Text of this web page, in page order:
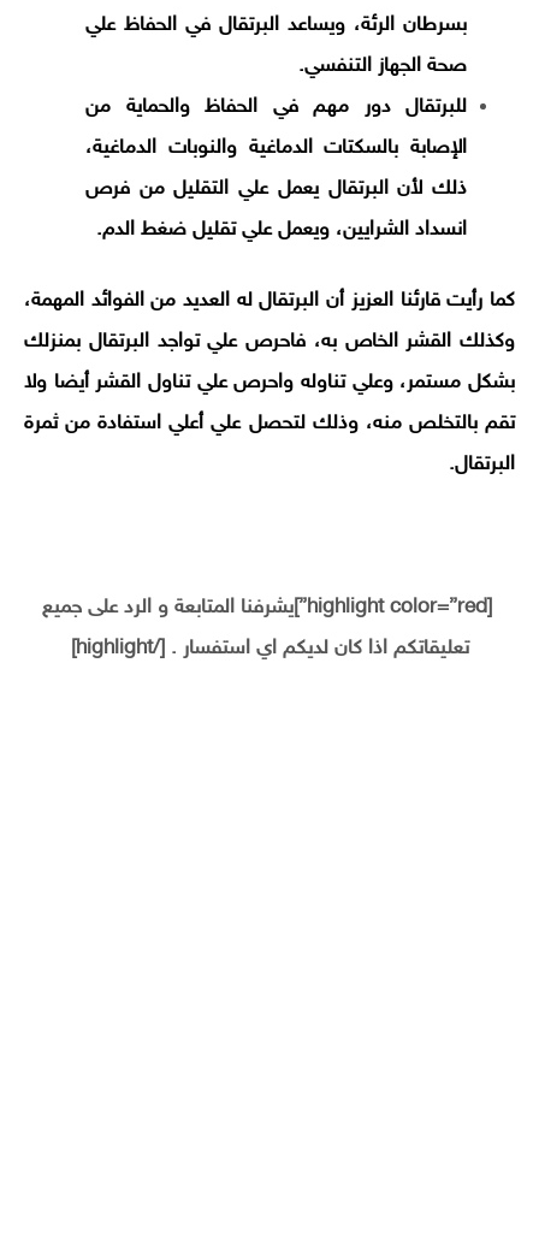
بسرطان الرئة، ويساعد البرتقال في الحفاظ علي
صحة الجهاز التنفسي.
للبرتقال دور مهم في الحفاظ والحماية من
الإصابة بالسكتات الدماغية والنوبات الدماغية،
ذلك لأن البرتقال يعمل علي التقليل من فرص
انسداد الشرايين، ويعمل علي تقليل ضغط الدم.
كما رأيت قارئنا العزيز أن البرتقال له العديد من الفوائد المهمة،
وكذلك القشر الخاص به، فاحرص علي تواجد البرتقال بمنزلك
بشكل مستمر، وعلي تناوله واحرص علي تناول القشر أيضا ولا
تقم بالتخلص منه، وذلك لتحصل علي أعلي استفادة من ثمرة
البرتقال.
[highlight color=”red”]يشرفنا المتابعة و الرد على جميع
تعليقاتكم اذا كان لديكم اي استفسار . [/highlight]